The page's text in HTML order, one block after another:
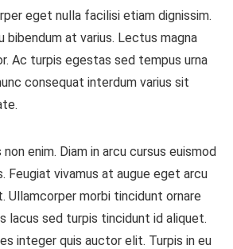
eget nulla facilisi etiam dignissim.
bibendum at varius. Lectus magna
Ac turpis egestas sed tempus urna
consequat interdum varius sit
enim. Diam in arcu cursus euismod
Feugiat vivamus at augue eget arcu
Ullamcorper morbi tincidunt ornare
lacus sed turpis tincidunt id aliquet.
integer quis auctor elit. Turpis in eu